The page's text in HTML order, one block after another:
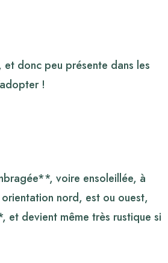
donc peu présente dans les
!
voire ensoleillée, à
nord, est ou ouest,
et devient même très rustique si